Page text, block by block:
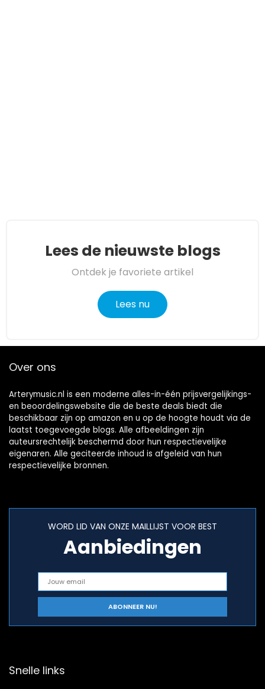
Lees de nieuwste blogs
Ontdek je favoriete artikel
Lees nu
Over ons
Arterymusic.nl is een moderne alles-in-één prijsvergelijkings-
en beoordelingswebsite die de beste deals biedt die
beschikbaar zijn op amazon en u op de hoogte houdt via de
laatst toegevoegde blogs. Alle afbeeldingen zijn
auteursrechtelijk beschermd door hun respectievelijke
eigenaren. Alle geciteerde inhoud is afgeleid van hun
respectievelijke bronnen.
WORD LID VAN ONZE MAILLIJST VOOR BEST
Aanbiedingen
Snelle links